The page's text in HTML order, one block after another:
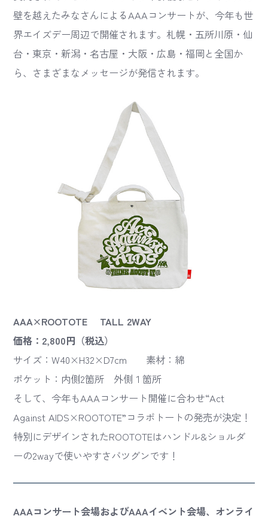
壁を越えたみなさんによるAAAコンサートが、今年も世
界エイズデー周辺で開催されます。札幌・五所川原・仙
台・東京・新潟・名古屋・大阪・広島・福岡と全国か
ら、さまざまなメッセージが発信されます。
AAA×ROOTOTE TALL 2WAY
価格：2,800円（税込）
サイズ：W40×H32×D7cm 素材：綿
ポケット：内側2箇所 外側１箇所
そして、今年もAAAコンサート開催に合わせ“Act
Against AIDS×ROOTOTE”コラボトートの発売が決定！
特別にデザインされたROOTOTEはハンドル&ショルダ
ーの2wayで使いやすさバツグンです！
AAAコンサート会場およびAAAイベント会場、オンライ